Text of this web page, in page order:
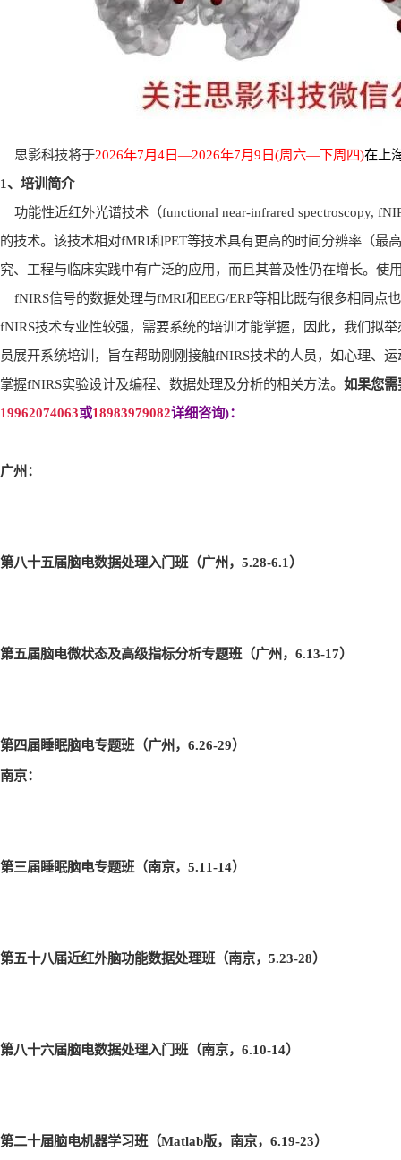
思影科技将于2026年7月4日—2026年7月9 日(周六—下周四)在上
1、培训简介
功能性近红外光谱技术（functional near-infrared spectroscopy,
的技术。该技术相对fMRI和PET等技术具有更高的时间分辨率（最
究、工程与临床实践中有广泛的应用，而且其普及性仍在增长。
fNIRS信号的数据处理与fMRI和EEG/ERP等相比既有很多相同点
fNIRS技术专业性较强，需要系统的培训才能掌握，因此，我们拟举
员展开系统培训，旨在帮助刚刚接触fNIRS技术的人员，如心理、
掌握fNIRS实验设计及编程、数据处理及分析的相关方法。 如果您需
19962074063或18983979082详细咨询)：
广州：
第八十五届脑电数据处理入门班（广州，5.28-6.1 ）
第五届脑电微状态及高级指标分析专题班（广州，6.13-17）
第四届睡眠脑电专题班（广州，6.26-29）
南京：
第三届睡眠脑电专题班（南京，5.11-14）
第五十八届近红外脑功能数据处理班（南京，5.23-28）
第八十六届脑电数据处理入门班（南京，6.10-14）
第二十届脑电机器学习班（Matlab版，南京，6.19-23）